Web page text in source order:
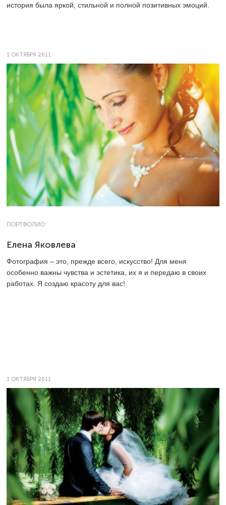
история была яркой, стильной и полной позитивных эмоций.
1 ОКТЯБРЯ 2011
ПОРТФОЛИО
Елена Яковлева
Фотография – это, прежде всего, искусство! Для меня
особенно важны чувства и эстетика, их я и передаю в своих
работах. Я создаю красоту для вас!
1 ОКТЯБРЯ 2011